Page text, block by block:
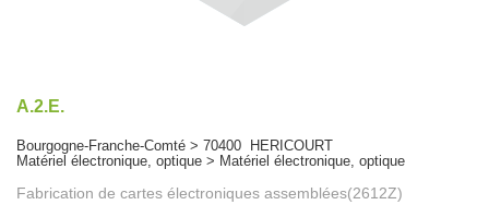
A.2.E.
Bourgogne-Franche-Comté > 70400 HERICOURT
Matériel électronique, optique > Matériel électronique, optique
Fabrication de cartes électroniques assemblées(2612Z)